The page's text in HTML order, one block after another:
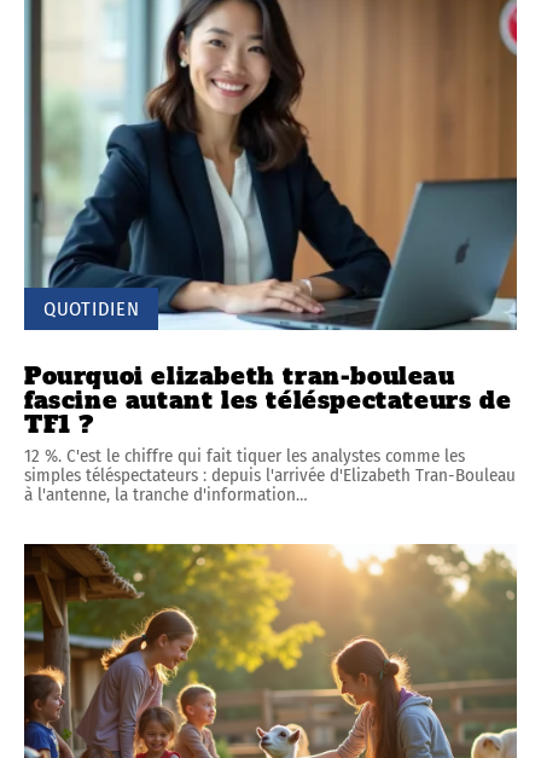
QUOTIDIEN
Pourquoi elizabeth tran-bouleau
fascine autant les téléspectateurs de
TF1 ?
12 %. C'est le chiffre qui fait tiquer les analystes comme les
simples téléspectateurs : depuis l'arrivée d'Elizabeth Tran-Bouleau
à l'antenne, la tranche d'information…